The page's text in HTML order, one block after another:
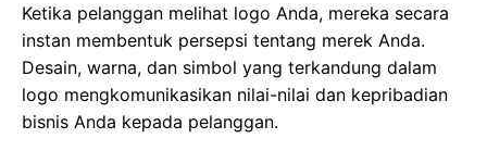
Ketika pelanggan melihat logo Anda, mereka secara
instan membentuk persepsi tentang merek Anda.
Desain, warna, dan simbol yang terkandung dalam
logo mengkomunikasikan nilai-nilai dan kepribadian
bisnis Anda kepada pelanggan.